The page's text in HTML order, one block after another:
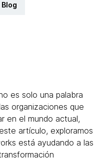
Blog
es solo una palabra
organizaciones que
en el mundo actual,
artículo, exploramos
está ayudando a las